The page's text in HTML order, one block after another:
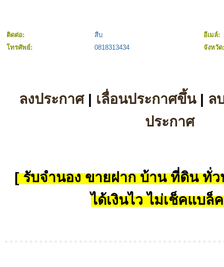
ติดต่อ: สืบ
อีเมล์:
โทรศัพย์:
0818313434 จังหวั
ลงประกาศ| เลื่อนประกาศขึ้น| ล
ประกาศ
[ รับจำนอง ขายฝาก บ้าน ที่ดิน ทั่ว
ได้เงินไว ไม่เช็คแบล็